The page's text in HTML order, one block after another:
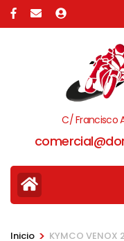
C/ Francisco
Inicio > KYMCO VENOX